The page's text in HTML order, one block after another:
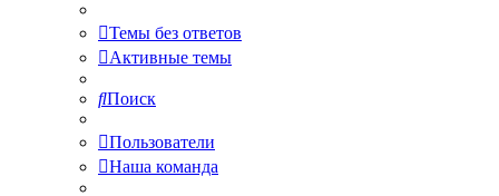
Темы без ответов
Активные темы
Поиск
Пользователи
Наша команда